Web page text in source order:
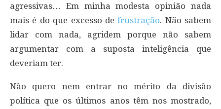
agressivas… Em minha modesta opinião nada
mais é do que excesso defrustração. Não sabem
lidar com nada, agridem porque não sabem
argumentar com a suposta inteligência que
deveriam ter.
Não quero nem entrar no mérito da divisão
política que os últimos anos têm nos mostrado,